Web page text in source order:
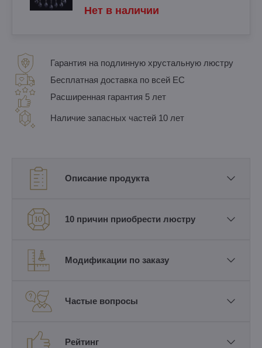
Нет в наличии
Гарантия на подлинную хрустальную люстру
Бесплатная доставка по всей ЕС
Расширенная гарантия 5 лет
Наличие запасных частей 10 лет
Описание продукта
10 причин приобрести люстру
Модификации по заказу
Частые вопросы
Рейтинг